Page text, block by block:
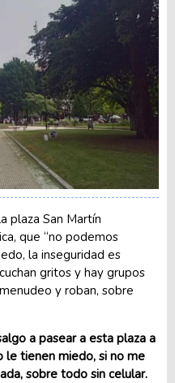
plaza San Martín
que “no podemos
la inseguridad es
gritos y hay grupos
y roban, sobre
a pasear a esta plaza a
le tienen miedo, si no me
sobre todo sin celular.